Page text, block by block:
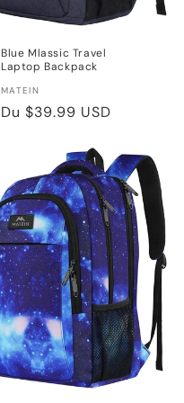
Blue Mlassic Travel
Laptop Backpack
Distributeur :
MATEIN
Prix
Du $39.99 USD